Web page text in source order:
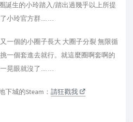
生的小玲踏入/踏出過幾乎以上所提
了小玲官方群……
一個的小圈子長大 大圈子分裂 無限循
一個套進去就行。就這麼圈啊套啊的
一晃眼就沒了……
下城的Steam： 請狂戳我